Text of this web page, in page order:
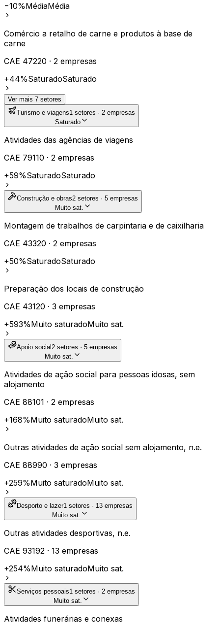
−10%MédiaMédia
Comércio a retalho de carne e produtos à base de
carne
CAE 47220 · 2 empresas
+44%SaturadoSaturado
Ver mais 7 setores
Turismo e viagens1 setores · 2 empresas
Saturado
Atividades das agências de viagens
CAE 79110 · 2 empresas
+59%SaturadoSaturado
Construção e obras2 setores · 5 empresas
Muito sat.
Montagem de trabalhos de carpintaria e de caixilharia
CAE 43320 · 2 empresas
+50%SaturadoSaturado
Preparação dos locais de construção
CAE 43120 · 3 empresas
+593%Muito saturadoMuito sat.
Apoio social2 setores · 5 empresas
Muito sat.
Atividades de ação social para pessoas idosas, sem
alojamento
CAE 88101 · 2 empresas
+168%Muito saturadoMuito sat.
Outras atividades de ação social sem alojamento, n.e.
CAE 88990 · 3 empresas
+259%Muito saturadoMuito sat.
Desporto e lazer1 setores · 13 empresas
Muito sat.
Outras atividades desportivas, n.e.
CAE 93192 · 13 empresas
+254%Muito saturadoMuito sat.
Serviços pessoais1 setores · 2 empresas
Muito sat.
Atividades funerárias e conexas